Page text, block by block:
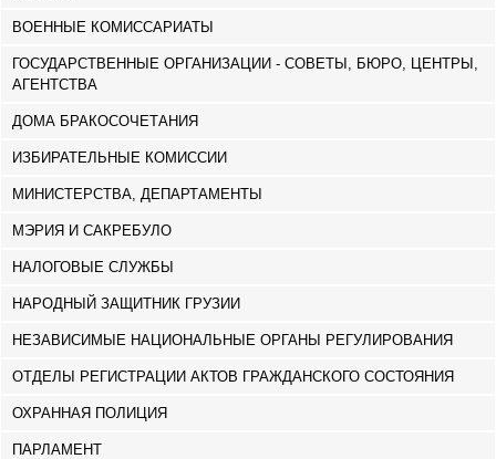
ВОЕННЫЕ КОМИССАРИАТЫ
ГОСУДАРСТВЕННЫЕ ОРГАНИЗАЦИИ - СОВЕТЫ, БЮРО, ЦЕНТРЫ,
АГЕНТСТВА
ДОМА БРАКОСОЧЕТАНИЯ
ИЗБИРАТЕЛЬНЫЕ КОМИССИИ
МИНИСТЕРСТВА, ДЕПАРТАМЕНТЫ
МЭРИЯ И САКРЕБУЛО
НАЛОГОВЫЕ СЛУЖБЫ
НАРОДНЫЙ ЗАЩИТНИК ГРУЗИИ
НЕЗАВИСИМЫЕ НАЦИОНАЛЬНЫЕ ОРГАНЫ РЕГУЛИРОВАНИЯ
ОТДЕЛЫ РЕГИСТРАЦИИ АКТОВ ГРАЖДАНСКОГО СОСТОЯНИЯ
ОХРАННАЯ ПОЛИЦИЯ
ПАРЛАМЕНТ